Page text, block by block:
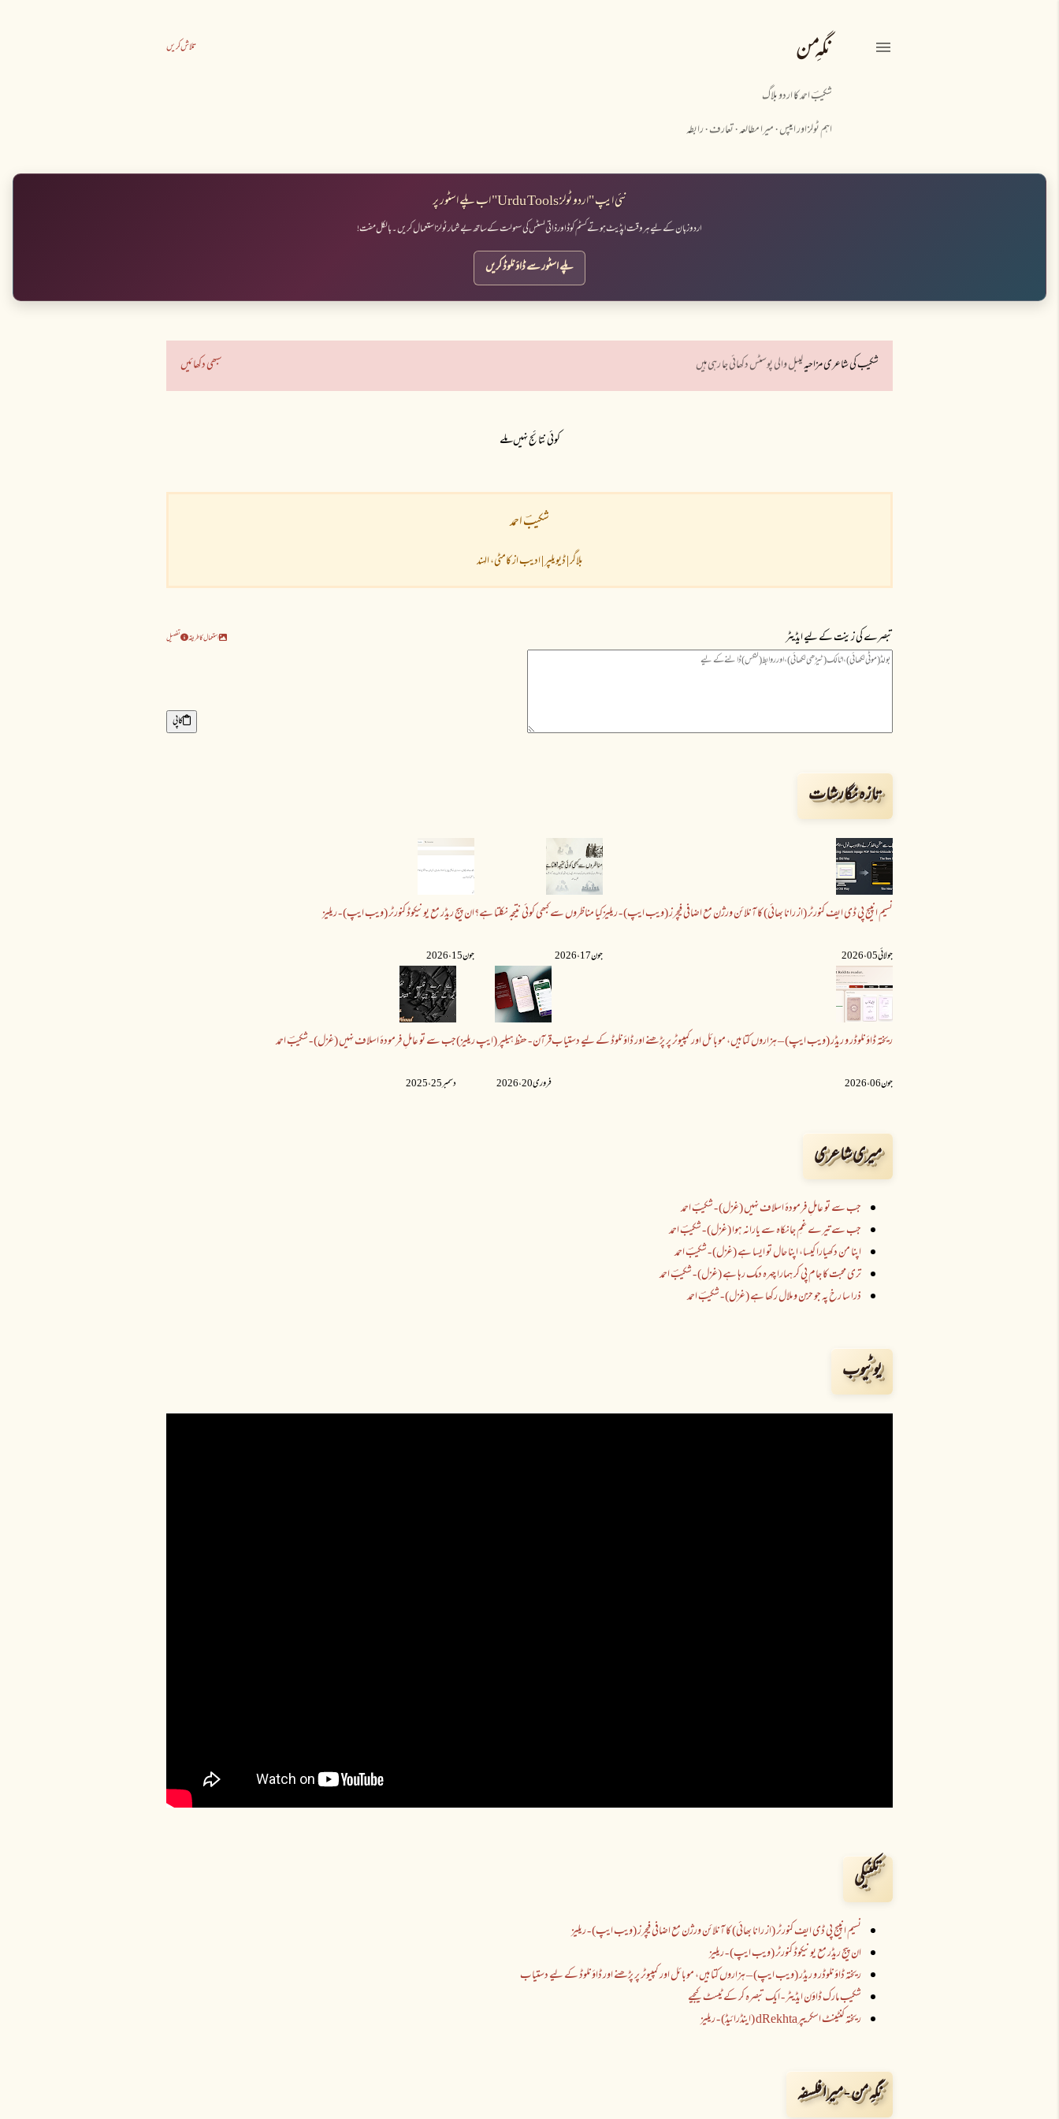
تلاش کریں نگہِ من
شکیبؔ احمد کا اردو بلاگ
اہم ٹولز اور ایپس میرا مطالعہ تعارف رابطہ
نئی ایپ "اردو ٹولز Urdu Tools" اب پلے اسٹور پر
اردو زبان کے لیے ہر وقت اپڈیٹ ہوتے کسٹم کوڈ اور ذاتی لسٹس کی سہولت کے ساتھ بے شمار ٹولز استعمال کریں۔ بالکل مفت!
پلے اسٹور سے ڈاؤنلوڈ کریں
شکیب کی شاعری مزاحیہلیبل والی پوسٹس دکھائی جا رہی ہیں سبھی دکھائیں
کوئی نتائج نہیں ملے
شکیبؔ احمد
بلاگر | ڈیویلپر | ادیب از کامٹی، الہند
تبصرے کی زینت کے لیے ایڈیٹر استعمال کا طریقہ تفصیل
کاپی
تازہ نگارشات
نسیم انپیج پی ڈی ایف کنورٹر (از رانا بھائی) کا آنلائن ورژن مع اضافی فیچرز (ویب ایپ) - ریلیز
جولائی 05 ،2026
کیا مناظروں سے کبھی کوئی نتیجہ نکلتا ہے؟
جون 17 ،2026
ان پیج ریڈر مع یونیکوڈ کنورٹر (ویب ایپ) - ریلیز
جون 15 ،2026
ریختہ ڈاؤنلوڈر و ریڈر (ویب ایپ) – ہزاروں کتابیں، موبائل اور کمپیوٹر پر پڑھنے اور ڈاؤنلوڈ کے لیے دستیاب
جون 06 ،2026
قرآن - حفظ ہیلپر (ایپ ریلیز)
فروری 20 ،2026
جب سے تو عاملِ فرمودۂ اسلاف نہیں (غزل) - شکیبؔ احمد
دسمبر 25 ،2025
میری شاعری
جب سے تو عاملِ فرمودۂ اسلاف نہیں (غزل) - شکیبؔ احمد
جب سے تیرے غمِ جانکاہ سے یارانہ ہوا (غزل) - شکیبؔ احمد
اپنا من دکھیارا کیسا، اپنا حال تو ایسا ہے (غزل) - شکیبؔ احمد
تری محبت کا جام پی کر ہمارا چہرہ دمک رہا ہے (غزل) - شکیبؔ احمد
ذرا سا رخ پہ جو حزن و ملال رکھا ہے (غزل) - شکیبؔ احمد
یوٹیوب
تکنیکی
نسیم انپیج پی ڈی ایف کنورٹر (از رانا بھائی) کا آنلائن ورژن مع اضافی فیچرز (ویب ایپ) - ریلیز
ان پیج ریڈر مع یونیکوڈ کنورٹر (ویب ایپ) - ریلیز
ریختہ ڈاؤنلوڈر و ریڈر (ویب ایپ) – ہزاروں کتابیں، موبائل اور کمپیوٹر پر پڑھنے اور ڈاؤنلوڈ کے لیے دستیاب
شکیب مارک ڈاؤن ایڈیٹر - ایک تبصرہ کر کے ٹیسٹ کیجیے
ریختہ کنٹینٹ اسکریپرdRekhta (اینڈرائیڈ) - ریلیز
نگہِ من - میرا فلسفہ